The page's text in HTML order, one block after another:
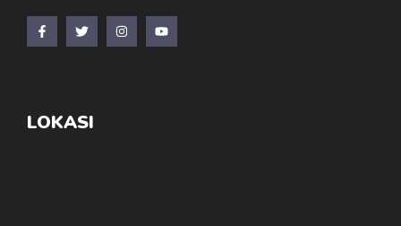
LOKASI